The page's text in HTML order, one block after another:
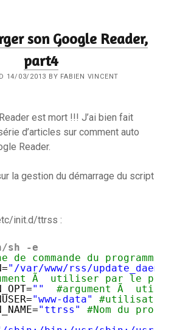
son Google Reader,
part4
14/03/2013 BY FABIEN VINCENT
est mort !!! J’ai bien fait
d’articles sur comment auto
Reader.
la gestion du démarrage du script
init.d/ttrss :
sh -e
de commande du programme
"/var/www/rss/
Ã  utiliser par le
""
#argument Ã
"www-data"
#utilisateur
"ttrss"
#Nom du